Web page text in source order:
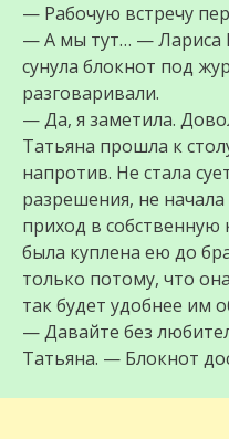
— Рабочую встречу
— А мы тут… — Лариса
сунула блокнот под
разговаривали.
— Да, я заметила.
Татьяна прошла к
напротив. Не стала
разрешения, не
приход в собственную
была куплена ею до
только потому, что
так будет удобнее им
— Давайте без
Татьяна. — Блокнот